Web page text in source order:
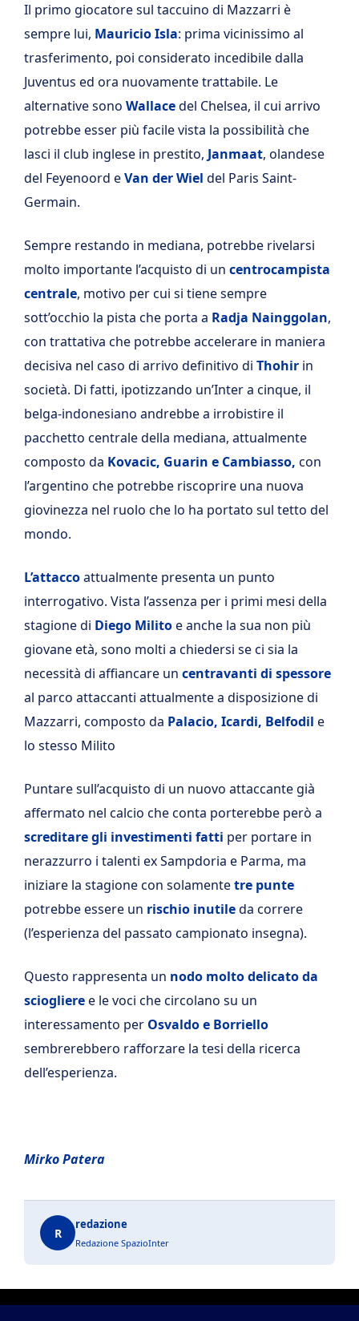
Il primo giocatore sul taccuino di Mazzarri è
sempre lui, Mauricio Isla: prima vicinissimo al
trasferimento, poi considerato incedibile dalla
Juventus ed ora nuovamente trattabile. Le
alternative sono Wallacedel Chelsea, il cui arrivo
potrebbe esser più facile vista la possibilità che
lasci il club inglese in prestito, Janmaat, olandese
del Feyenoord eVan der Wiel del Paris Saint-
Germain.
Sempre restando in mediana, potrebbe rivelarsi
molto importante l’acquisto di un centrocampista
centrale, motivo per cui si tiene sempre
sott’occhio la pista che porta a Radja Nainggolan,
con trattativa che potrebbe accelerare in maniera
decisiva nel caso di arrivo definitivo di Thohir in
società. Di fatti, ipotizzando un’Inter a cinque, il
belga-indonesiano andrebbe a irrobistire il
pacchetto centrale della mediana, attualmente
composto da Kovacic, Guarin e Cambiasso, con
l’argentino che potrebbe riscoprire una nuova
giovinezza nel ruolo che lo ha portato sul tetto del
mondo.
L’attaccoattualmente presenta un punto
interrogativo. Vista l’assenza per i primi mesi della
stagione di Diego Militoe anche la sua non più
giovane età, sono molti a chiedersi se ci sia la
necessità di affiancare un centravanti di spessore
al parco attaccanti attualmente a disposizione di
Mazzarri, composto da Palacio, Icardi, Belfodil e
lo stesso Milito
Puntare sull’acquisto di un nuovo attaccante già
affermato nel calcio che conta porterebbe però a
screditare gli investimenti fatti per portare in
nerazzurro i talenti ex Sampdoria e Parma, ma
iniziare la stagione con solamentetre punte
potrebbe essere un rischio inutileda correre
(l’esperienza del passato campionato insegna).
Questo rappresenta un nodo molto delicato da
scioglieree le voci che circolano su un
interessamento per Osvaldo e Borriello
sembrerebbero rafforzare la tesi della ricerca
dell’esperienza.
Mirko Patera
R
redazione
Redazione SpazioInter